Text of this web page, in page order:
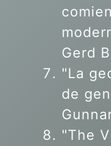
Gerd
"La
de
"The